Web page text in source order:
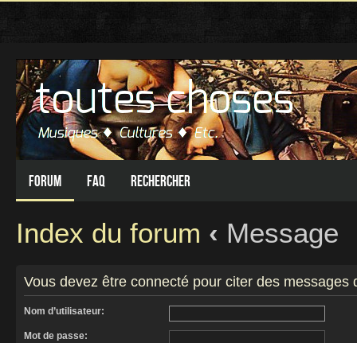
Forum FAQ Rechercher
Index du forum ‹ Message
Vous devez être connecté pour citer des messages
Nom d’utilisateur:
Mot de passe: